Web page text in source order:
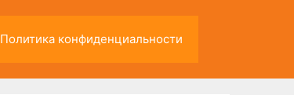
Политика конфиденциальности